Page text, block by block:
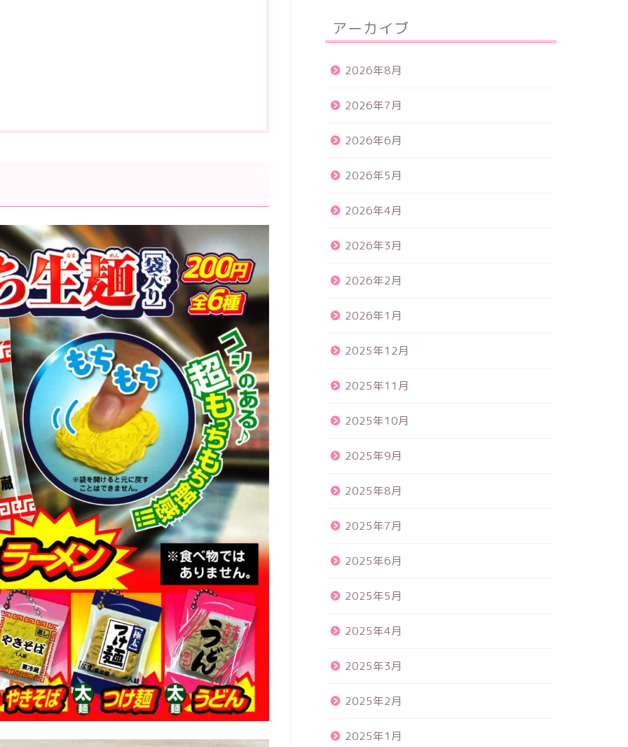
アーカイブ
2026年8月
2026年7月
2026年6月
2026年5月
2026年4月
2026年3月
2026年2月
2026年1月
2025年12月
2025年11月
2025年10月
2025年9月
2025年8月
2025年7月
2025年6月
2025年5月
2025年4月
2025年3月
2025年2月
2025年1月